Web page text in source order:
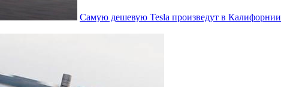
Самую дешевую Tesla произведут в Калифорнии